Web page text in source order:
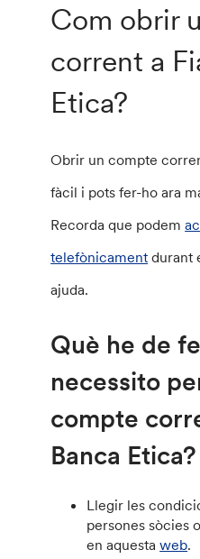
Com obrir
corrent a
Etica?
Obrir un compte
fàcil i pots fer-ho ara
Recorda que podem
telefònicament durant
ajuda.
Què he de
necessito
compte
Banca Etica?
Llegir les
persones sòcies
en aquestaweb.